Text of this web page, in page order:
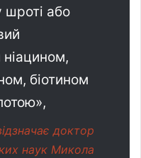
або
ніацином,
біотином
доктор
наук Микола